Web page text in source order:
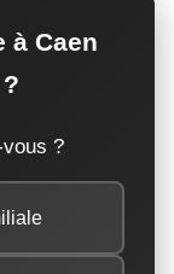
à Caen
?